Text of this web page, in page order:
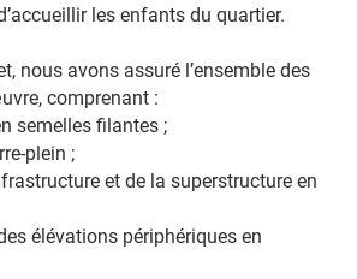
les enfants du quartier.
nous avons assuré l’ensemble des
comprenant :
semelles filantes ;
plein ;
et de la superstructure en
élévations périphériques en